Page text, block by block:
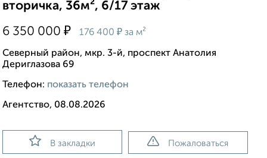
вторичка, 36м², 6/17 этаж
6 350 000 ₽ 176 400 ₽ за м²
Северный район, мкр. 3-й, проспект Анатолия
Дериглазова 69
Телефон: показать телефон
Агентство, 08.08.2026
В закладки Пожаловаться